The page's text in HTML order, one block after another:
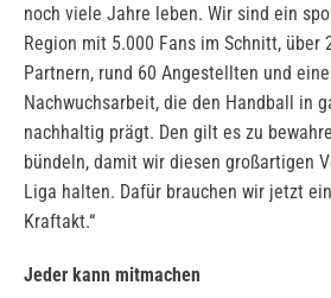
noch viele Jahre leben. Wir sind ein
Region mit 5.000 Fans im Schnitt, über
Partnern, rund 60 Angestellten und
Nachwuchsarbeit, die den Handball in
nachhaltig prägt. Den gilt es zu
bündeln, damit wir diesen großartigen
Liga halten. Dafür brauchen wir jetzt
Kraftakt.“
Jeder kann mitmachen